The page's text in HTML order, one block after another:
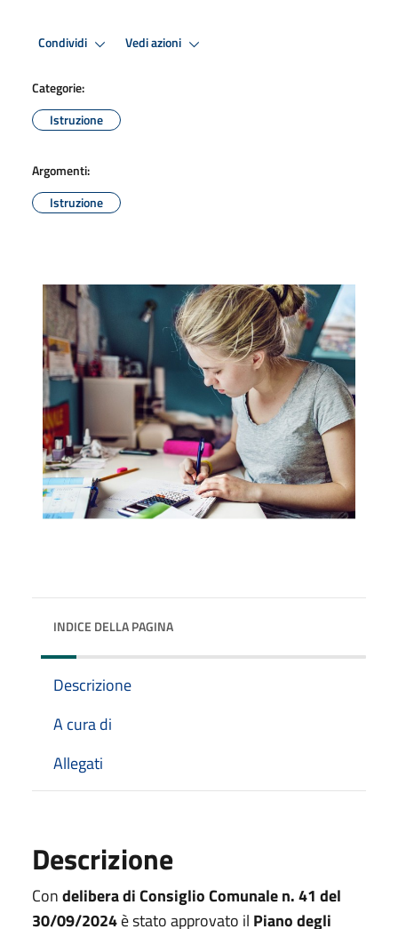
Condividi Vedi azioni
Categorie:
Istruzione
Argomenti:
Istruzione
INDICE DELLA PAGINA
Descrizione
A cura di
Allegati
Descrizione
Condelibera di Consiglio Comunale n. 41 del
30/09/2024è stato approvato il Piano degli